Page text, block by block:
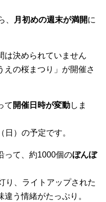
、
月初めの週末が満開に
は決められていません
えの桜まつり」が開催さ
て 開催日時が変動しま
）の予定です。
って、約1000個のぼんぼ
り、ライトアップされた
う情緒がたっぷり。